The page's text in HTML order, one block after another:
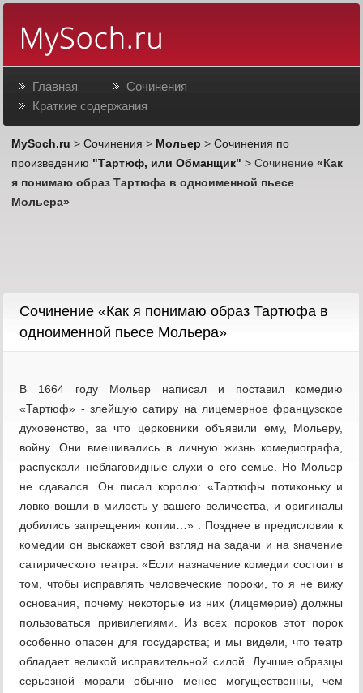
Главная
Сочинения
Краткие содержания
MySoch.ru >Сочинения > Мольер >Сочинения по
произведению "Тартюф, или Обманщик" > Сочинение«Как
я понимаю образ Тартюфа в одноименной пьесе
Мольера»
Cочинение «Как я понимаю образ Тартюфа в
одноименной пьесе Мольера»
В 1664 году Мольер написал и поставил комедию
«Тартюф» - злейшую сатиру на лицемерное французское
духовенство, за что церковники объявили ему, Мольеру,
войну. Они вмешивались в личную жизнь комедиографа,
распускали неблаговидные слухи о его семье. Но Мольер
не сдавался. Он писал королю: «Тартюфы потихоньку и
ловко вошли в милость у вашего величества, и оригиналы
добились запрещения копии…» . Позднее в предисловии к
комедии он выскажет свой взгляд на задачи и на значение
сатирического театра: «Если назначение комедии состоит в
том, чтобы исправлять человеческие пороки, то я не вижу
основания, почему некоторые из них (лицемерие) должны
пользоваться привилегиями. Из всех пороков этот порок
особенно опасен для государства; и мы видели, что театр
обладает великой исправительной силой. Лучшие образцы
серьезной морали обычно менее могущественны, чем